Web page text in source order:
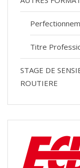
Titre
STAGE DE
ROUTIERE